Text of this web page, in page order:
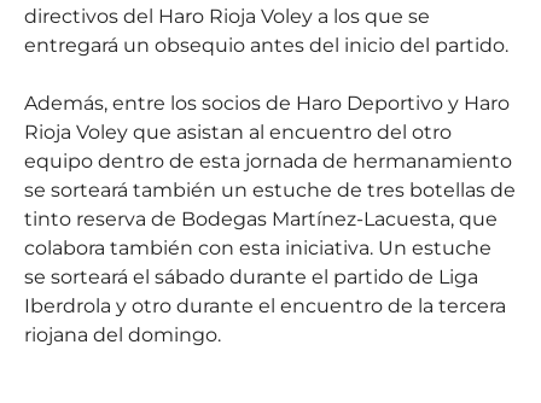
directivos del Haro Rioja Voley a los que se
entregará un obsequio antes del inicio del partido.
Además, entre los socios de Haro Deportivo y Haro
Rioja Voley que asistan al encuentro del otro
equipo dentro de esta jornada de hermanamiento
se sorteará también un estuche de tres botellas de
tinto reserva de Bodegas Martínez-Lacuesta, que
colabora también con esta iniciativa. Un estuche
se sorteará el sábado durante el partido de Liga
Iberdrola y otro durante el encuentro de la tercera
riojana del domingo.